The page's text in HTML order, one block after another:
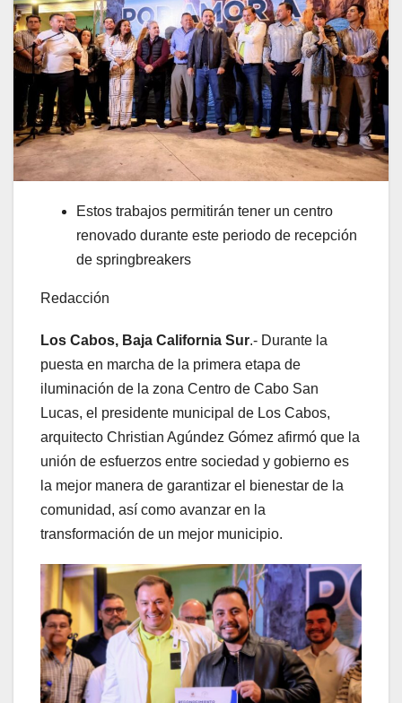
Estos trabajos permitirán tener un centro
renovado durante este periodo de recepción
de springbreakers
Redacción
Los Cabos, Baja California Sur.- Durante la
puesta en marcha de la primera etapa de
iluminación de la zona Centro de Cabo San
Lucas, el presidente municipal de Los Cabos,
arquitecto Christian Agúndez Gómez afirmó que la
unión de esfuerzos entre sociedad y gobierno es
la mejor manera de garantizar el bienestar de la
comunidad, así como avanzar en la
transformación de un mejor municipio.